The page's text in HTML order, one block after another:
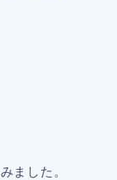
ました。